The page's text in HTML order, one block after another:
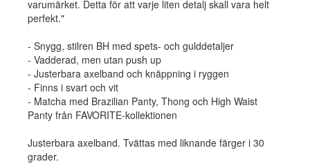
varumärket. Detta för att varje liten detalj skall vara helt
perfekt."
- Snygg, stilren BH med spets- och gulddetaljer
- Vadderad, men utan push up
- Justerbara axelband och knäppning i ryggen
- Finns i svart och vit
- Matcha med Brazilian Panty, Thong och High Waist
Panty från FAVORITE-kollektionen
Justerbara axelband. Tvättas med liknande färger i 30
grader.